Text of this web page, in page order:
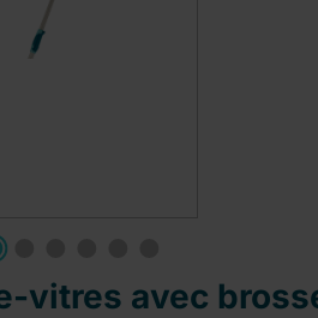
vitres avec